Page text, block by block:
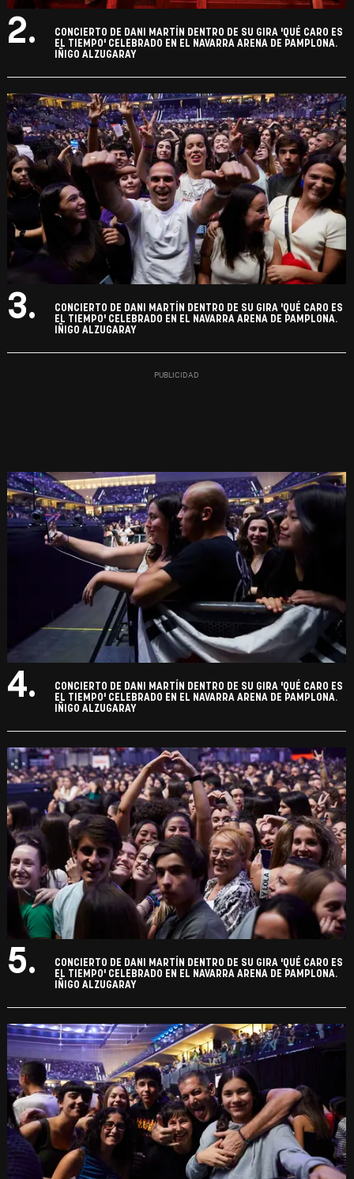
2.
CONCIERTO DE DANI MARTÍN DENTRO DE SU GIRA 'QUÉ CARO ES
EL TIEMPO' CELEBRADO EN EL NAVARRA ARENA DE PAMPLONA.
IÑIGO ALZUGARAY
3.
CONCIERTO DE DANI MARTÍN DENTRO DE SU GIRA 'QUÉ CARO ES
EL TIEMPO' CELEBRADO EN EL NAVARRA ARENA DE PAMPLONA.
IÑIGO ALZUGARAY
4.
CONCIERTO DE DANI MARTÍN DENTRO DE SU GIRA 'QUÉ CARO ES
EL TIEMPO' CELEBRADO EN EL NAVARRA ARENA DE PAMPLONA.
IÑIGO ALZUGARAY
5.
CONCIERTO DE DANI MARTÍN DENTRO DE SU GIRA 'QUÉ CARO ES
EL TIEMPO' CELEBRADO EN EL NAVARRA ARENA DE PAMPLONA.
IÑIGO ALZUGARAY